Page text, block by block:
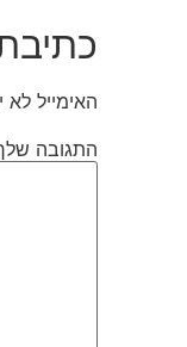
האימייל לא
התגובה